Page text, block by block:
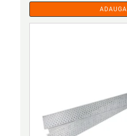
ADAUGA